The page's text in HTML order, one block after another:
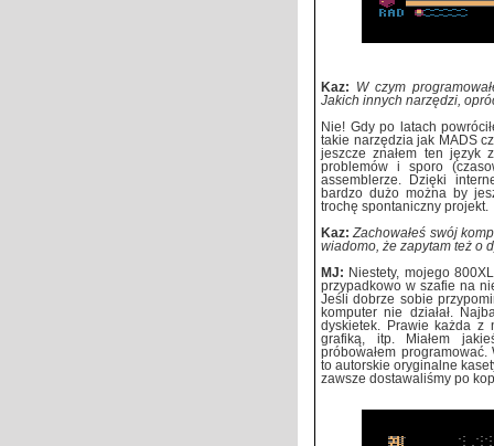
Kaz: W czym
Jakich innych narzędzi,
Nie! Gdy po latach
takie narzędzia jak MADS
jeszcze znałem ten język
problemów i sporo
assemblerze. Dzięki
bardzo dużo można by
trochę spontaniczny projekt.
Kaz:Zachowałeś swój
wiadomo, że zapytam też o
MJ: Niestety, mojego
przypadkowo w szafie na
Jeśli dobrze sobie
komputer nie działał.
dyskietek. Prawie każda z
grafiką, itp. Miałem
próbowałem programować.
to autorskie oryginalne
zawsze dostawaliśmy po